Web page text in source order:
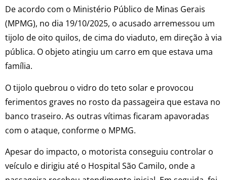
De acordo com o Ministério Público de Minas Gerais
(MPMG), no dia 19/10/2025, o acusado arremessou um
tijolo de oito quilos, de cima do viaduto, em direção à via
pública. O objeto atingiu um carro em que estava uma
família.
O tijolo quebrou o vidro do teto solar e provocou
ferimentos graves no rosto da passageira que estava no
banco traseiro. As outras vítimas ficaram apavoradas
com o ataque, conforme o MPMG.
Apesar do impacto, o motorista conseguiu controlar o
veículo e dirigiu até o Hospital São Camilo, onde a